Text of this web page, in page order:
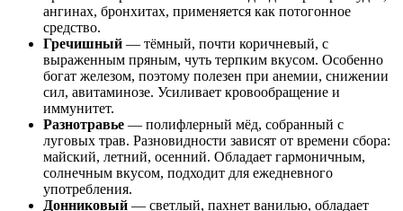
ангинах, бронхитах, применяется как потогонное
средство.
Гречишный — тёмный, почти коричневый, с
выраженным пряным, чуть терпким вкусом. Особенно
богат железом, поэтому полезен при анемии, снижении
сил, авитаминозе. Усиливает кровообращение и
иммунитет.
Разнотравье — полифлерный мёд, собранный с
луговых трав. Разновидности зависят от времени сбора:
майский, летний, осенний. Обладает гармоничным,
солнечным вкусом, подходит для ежедневного
употребления.
Донниковый — светлый, пахнет ванилью, обладает